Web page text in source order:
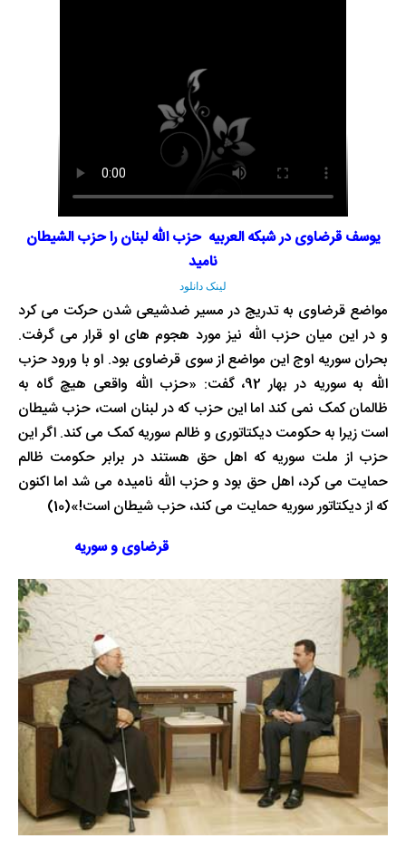
یوسف قرضاوی در شبکه العربیه حزب الله لبنان را حزب الشیطان
نامید
لینک دانلود
مواضع قرضاوی به تدریج در مسیر ضدشیعی شدن حرکت می کرد
و در این میان حزب الله نیز مورد هجوم های او قرار می گرفت.
بحران سوریه اوج این مواضع از سوی قرضاوی بود. او با ورود حزب
الله به سوریه در بهار 92، گفت: «حزب الله واقعی هیچ گاه به
ظالمان کمک نمی کند اما این حزب که در لبنان است، حزب شیطان
است زیرا به حکومت دیکتاتوری و ظالم سوریه کمک می کند. اگر این
حزب از ملت سوریه که اهل حق هستند در برابر حکومت ظالم
حمایت می کرد، اهل حق بود و حزب الله نامیده می شد اما اکنون
که از دیکتاتور سوریه حمایت می کند، حزب شیطان است!»(10)
قرضاوی و سوریه